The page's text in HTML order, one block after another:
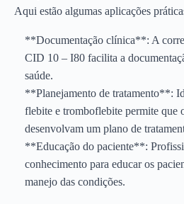
Aqui estão algumas aplicações
**Documentação clínica**: A
CID 10 – I80 facilita a
saúde.
**Planejamento de tratamento**:
flebite e tromboflebite permite que
desenvolvam um plano de
**Educação do paciente**:
conhecimento para educar os
manejo das condições.